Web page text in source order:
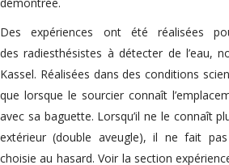
démontrée.
Des expériences ont été réalisées
des radiesthésistes à détecter de l’eau,
Kassel. Réalisées dans des conditions
que lorsque le sourcier connaît
avec sa baguette. Lorsqu’il ne le connaît
extérieur (double aveugle), il ne fait pas
choisie au hasard. Voir la section